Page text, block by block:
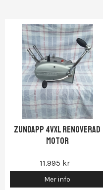
Zundapp 4vxl renoverad
motor
11.995 kr
Mer info